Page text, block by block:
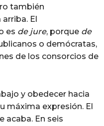
también
El
es de jure, porque de
o demócratas,
de los consorcios de
y obedecer hacia
máxima expresión. El
acaba. ‎En seis